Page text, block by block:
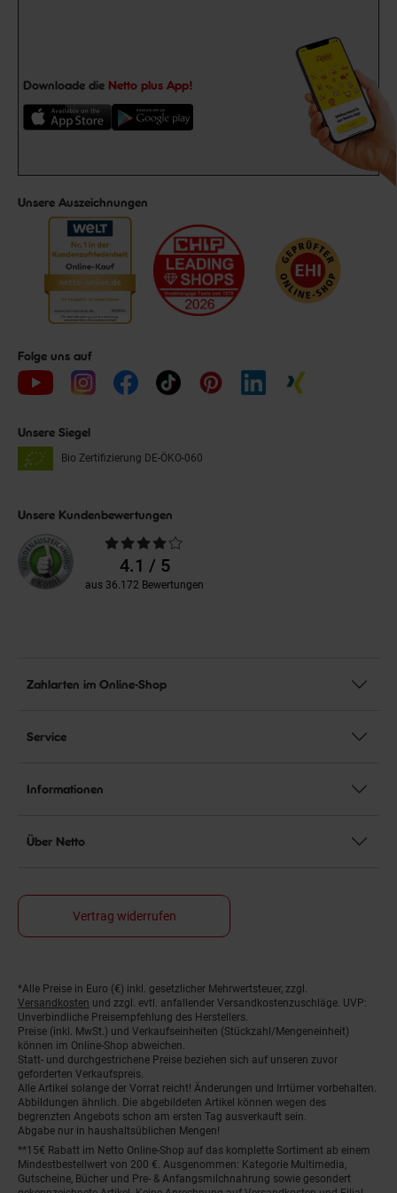
Downloade die Netto plus App!
Unsere Auszeichnungen
Folge uns auf
Unsere Siegel
Bio Zertifizierung DE-ÖKO-060
Unsere Kundenbewertungen
Durchschnittliche
Bewertungen4.1 / 5
aus 36.172 Bewertungen
Zahlarten im Online-Shop
Service
Informationen
Über Netto
Vertrag widerrufen
Fußnoten
*Alle Preise in Euro (€) inkl. gesetzlicher Mehrwertsteuer, zzgl.
Versandkosten und zzgl. evtl. anfallender Versandkostenzuschläge. UVP:
Unverbindliche Preisempfehlung des Herstellers.
Preise (inkl. MwSt.) und Verkaufseinheiten (Stückzahl/Mengeneinheit)
können im Online-Shop abweichen.
Statt- und durchgestrichene Preise beziehen sich auf unseren zuvor
geforderten Verkaufspreis.
Alle Artikel solange der Vorrat reicht! Änderungen und Irrtümer vorbehalten.
Abbildungen ähnlich. Die abgebildeten Artikel können wegen des
begrenzten Angebots schon am ersten Tag ausverkauft sein.
Abgabe nur in haushaltsüblichen Mengen!
**15€ Rabatt im Netto Online-Shop auf das komplette Sortiment ab einem
Mindestbestellwert von 200 €. Ausgenommen: Kategorie Multimedia,
Gutscheine, Bücher und Pre- & Anfangsmilchnahrung sowie gesondert